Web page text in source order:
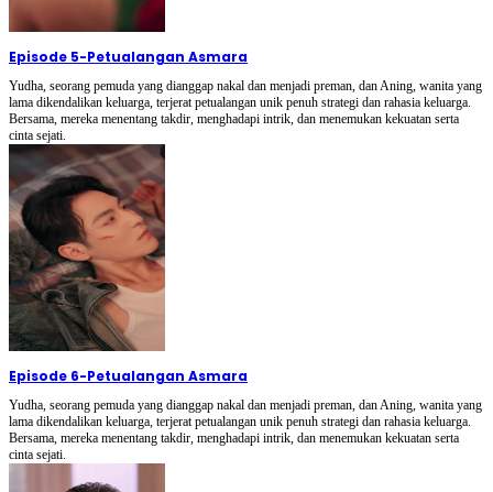
Episode 5-Petualangan Asmara
Yudha, seorang pemuda yang dianggap nakal dan menjadi preman, dan Aning, wanita yang
lama dikendalikan keluarga, terjerat petualangan unik penuh strategi dan rahasia keluarga.
Bersama, mereka menentang takdir, menghadapi intrik, dan menemukan kekuatan serta
cinta sejati.
Episode 6-Petualangan Asmara
Yudha, seorang pemuda yang dianggap nakal dan menjadi preman, dan Aning, wanita yang
lama dikendalikan keluarga, terjerat petualangan unik penuh strategi dan rahasia keluarga.
Bersama, mereka menentang takdir, menghadapi intrik, dan menemukan kekuatan serta
cinta sejati.